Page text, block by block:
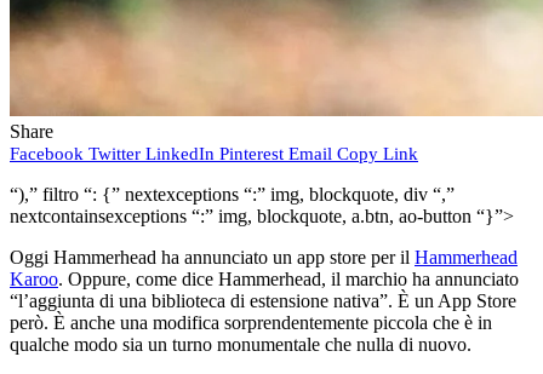
Share
Facebook Twitter LinkedIn Pinterest Email Copy Link
“),” filtro “: {” nextexceptions “:” img, blockquote, div “,”
nextcontainsexceptions “:” img, blockquote, a.btn, ao-button “}”>
Oggi Hammerhead ha annunciato un app store per il Hammerhead
Karoo. Oppure, come dice Hammerhead, il marchio ha annunciato
“l’aggiunta di una biblioteca di estensione nativa”. È un App Store
però. È anche una modifica sorprendentemente piccola che è in
qualche modo sia un turno monumentale che nulla di nuovo.